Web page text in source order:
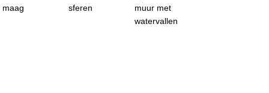
maag
sferen
muur met
watervallen